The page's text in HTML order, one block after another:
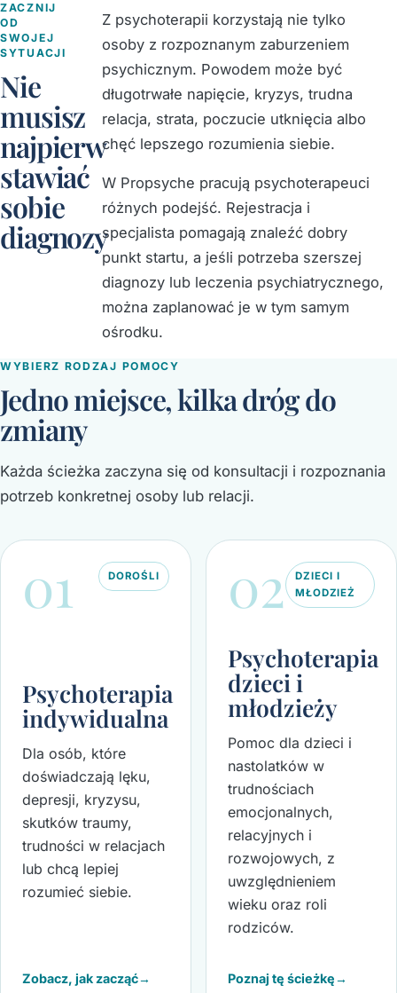
ZACZNIJ
OD
SWOJEJ
SYTUACJI
Nie
musisz
najpierw
stawiać
sobie
diagnozy
Z psychoterapii korzystają nie tylko
osoby z rozpoznanym zaburzeniem
psychicznym. Powodem może być
długotrwałe napięcie, kryzys, trudna
relacja, strata, poczucie utknięcia albo
chęć lepszego rozumienia siebie.
W Propsyche pracują psychoterapeuci
różnych podejść. Rejestracja i
specjalista pomagają znaleźć dobry
punkt startu, a jeśli potrzeba szerszej
diagnozy lub leczenia psychiatrycznego,
można zaplanować je w tym samym
ośrodku.
WYBIERZ RODZAJ POMOCY
Jedno miejsce, kilka dróg do
zmiany
Każda ścieżka zaczyna się od konsultacji i rozpoznania
potrzeb konkretnej osoby lub relacji.
01 DOROŚLI
Psychoterapia
indywidualna
Dla osób, które
doświadczają lęku,
depresji, kryzysu,
skutków traumy,
trudności w relacjach
lub chcą lepiej
rozumieć siebie.
Zobacz, jak zacząć→
02
DZIECI I
MŁODZIEŻ
Psychoterapia
dzieci i
młodzieży
Pomoc dla dzieci i
nastolatków w
trudnościach
emocjonalnych,
relacyjnych i
rozwojowych, z
uwzględnieniem
wieku oraz roli
rodziców.
Poznaj tę ścieżkę→